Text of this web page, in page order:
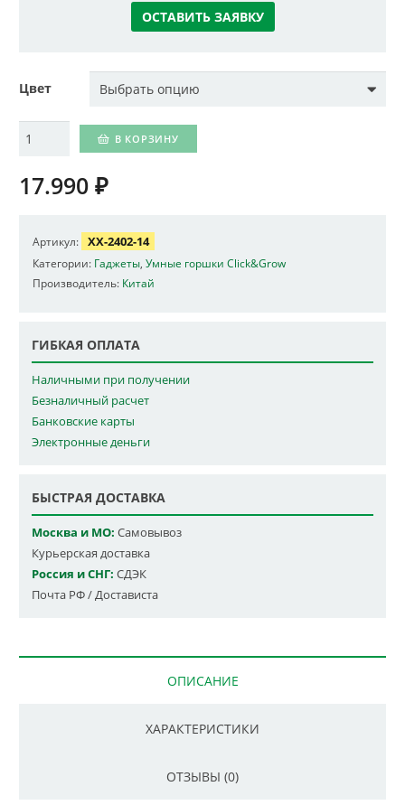
ОСТАВИТЬ ЗАЯВКУ
Цвет
Количество В КОРЗИНУ
17.990 ₽
Артикул: XX-2402-14
Категории: Гаджеты Умные горшки Click&Grow
Производитель: Китай
ГИБКАЯ ОПЛАТА
Наличными при получении
Безналичный расчет
Банковские карты
Электронные деньги
БЫСТРАЯ ДОСТАВКА
Москва и МО: Самовывоз
Курьерская доставка
Россия и СНГ: СДЭК
Почта РФ / Достависта
ОПИСАНИЕ
ХАРАКТЕРИСТИКИ
ОТЗЫВЫ (0)